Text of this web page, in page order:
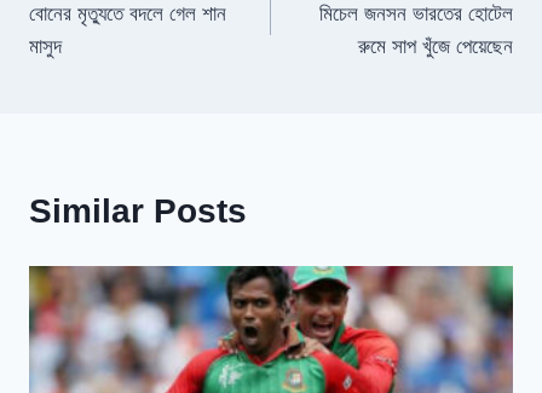
navigation
বোনের মৃত্যুতে বদলে গেল শান
মাসুদ
মিচেল জনসন ভারতের হোটেল
রুমে সাপ খুঁজে পেয়েছেন
Similar Posts